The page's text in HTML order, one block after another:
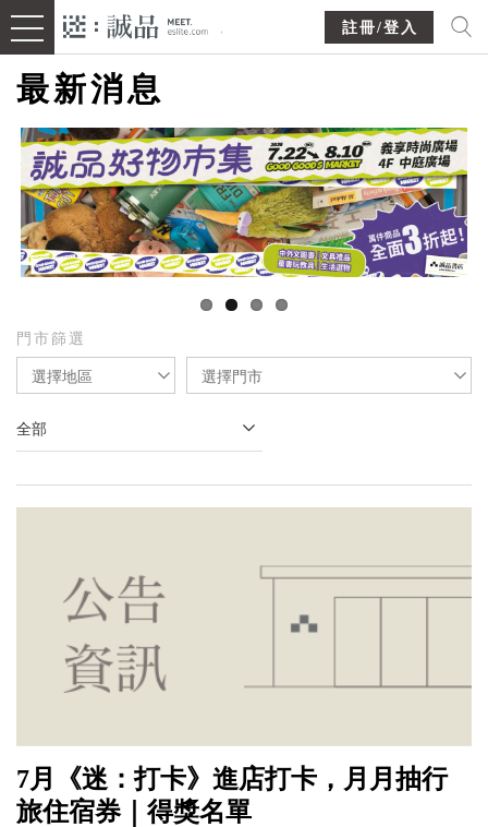
註冊/登入
最新消息
門市篩選
選擇地區 選擇門市
全部
7月《迷：打卡》進店打卡，月月抽行
旅住宿券｜得獎名單